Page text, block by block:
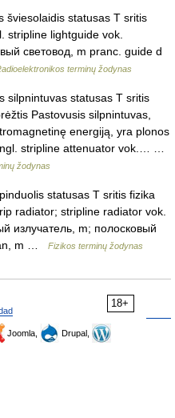
šviesolaidis statusas T sritis
stripline lightguide vok.
световод, m pranc. guide d
terminų žodynas
statusas T sritis
Pastovusis silpnintuvas,
energiją, yra plonos
stripline attenuator vok.… …
žodynas
statusas T sritis fizika
radiator; stripline radiator vok.
излучатель, m; полосковый
m …
Fizikos terminų žodynas
18+
Joomla,
Drupal,